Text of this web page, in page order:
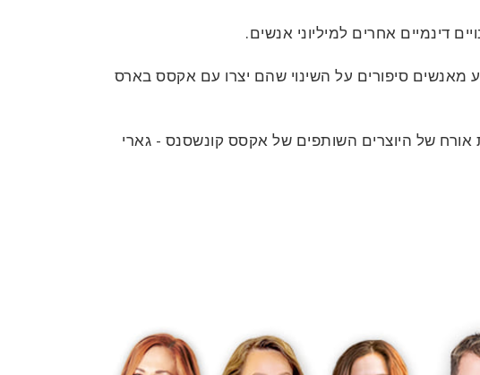
דינמיים אחרים למיליוני אנשים.
מאנשים סיפורים על השינוי שהם יצרו עם אקסס בארס
אורח של היוצרים השותפים של אקסס קונשסנס - גארי